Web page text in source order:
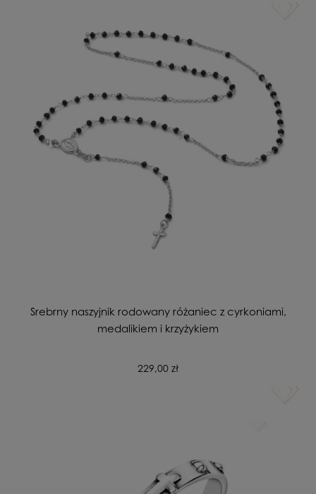
Srebrny naszyjnik rodowany różaniec z cyrkoniami,
medalikiem i krzyżykiem
229,00 zł